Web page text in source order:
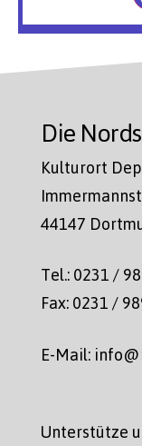
Die
Kulturort
44147
Tel.: 0231 /
Fax: 0231 /
E-Mail:
Unterstütze